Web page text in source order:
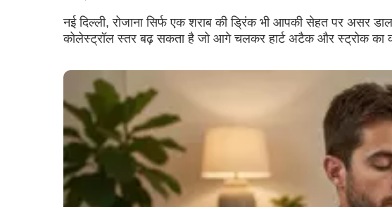
नई दिल्ली, रोजाना सिर्फ एक शराब की ड्रिंक भी आपकी सेहत पर असर
कोलेस्ट्रॉल स्तर बढ़ सकता है जो आगे चलकर हार्ट अटैक और स्ट्रोक का